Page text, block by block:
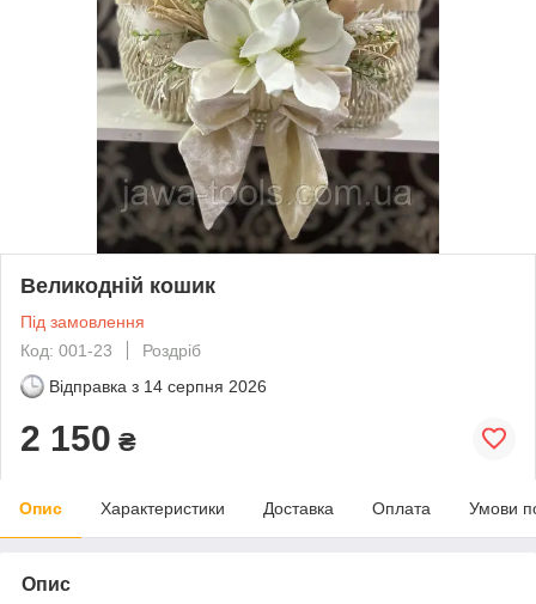
Великодній кошик
Під замовлення
Код: 001-23
Роздріб
Відправка з 14 серпня 2026
2 150 ₴
Опис Характеристики Доставка Оплата Умови
Опис